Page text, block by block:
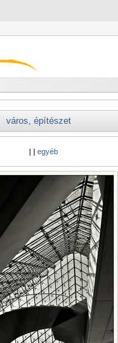
város, építészet
| | egyéb